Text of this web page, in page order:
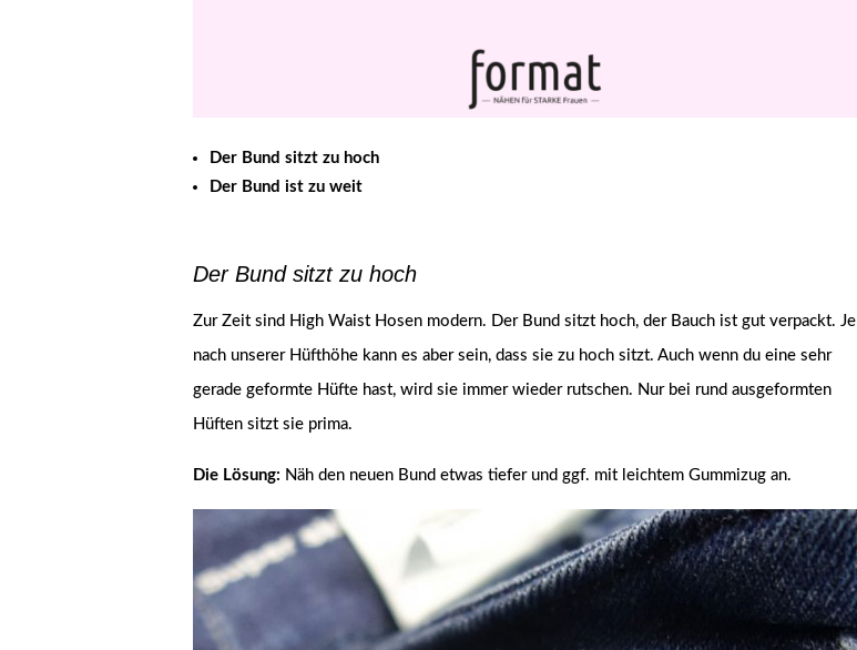
Der Bund sitzt zu hoch
Der Bund ist zu weit
Der Bund sitzt zu hoch
Zur Zeit sind High Waist Hosen modern. Der Bund sitzt hoch, der Bauch ist gut verpackt. Je
nach unserer Hüfthöhe kann es aber sein, dass sie zu hoch sitzt. Auch wenn du eine sehr
gerade geformte Hüfte hast, wird sie immer wieder rutschen. Nur bei rund ausgeformten
Hüften sitzt sie prima.
Die Lösung: Näh den neuen Bund etwas tiefer und ggf. mit leichtem Gummizug an.